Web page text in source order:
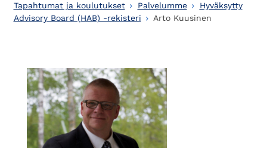
Tapahtumat ja koulutukset
Palvelumme
Hyväksytty
Advisory Board (HAB) -rekisteri
Arto Kuusinen